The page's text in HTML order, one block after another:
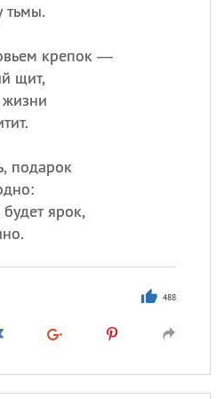
тьмы.
крепок —
щит,
подарок
ярок,
488